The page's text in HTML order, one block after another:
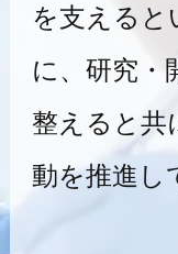
を支えると
に、 研究・
整えると共
動を推進し